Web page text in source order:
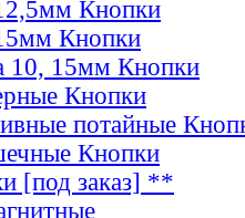
Кнопки
Кнопки
10, 15мм Кнопки
Кнопки
потайные
Кнопки
[под заказ] **